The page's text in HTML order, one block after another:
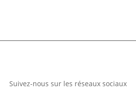
Suivez-nous sur les réseaux sociaux